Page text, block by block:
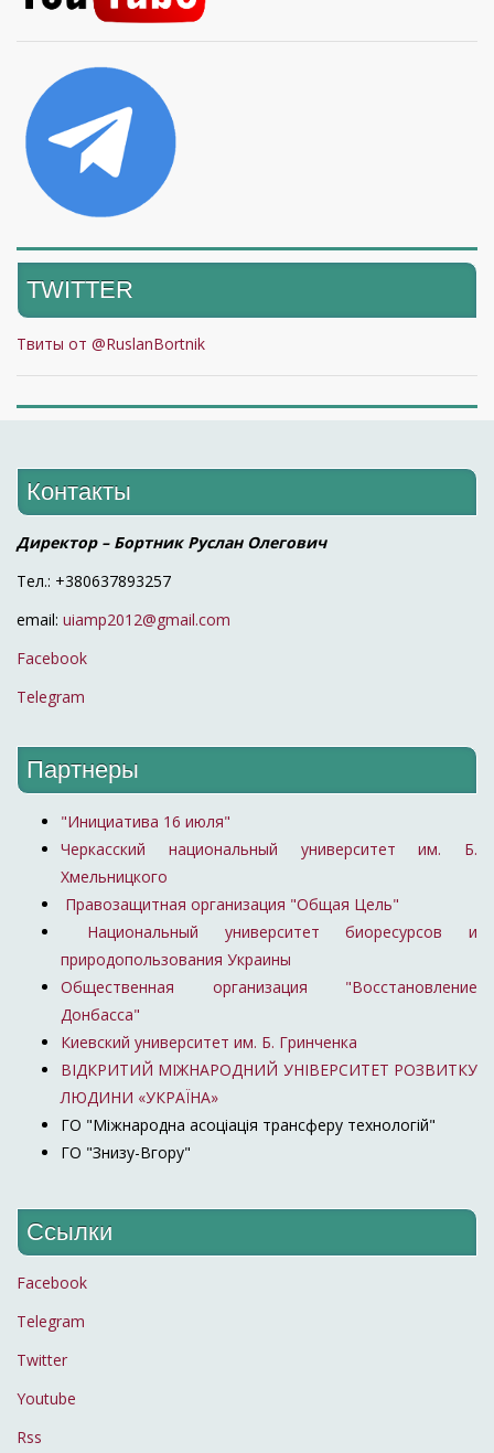
TWITTER
Твиты от @RuslanBortnik
Контакты
Директор – Бортник Руслан Олегович
Тел.: +380637893257
email: uiamp2012@gmail.com
Facebook
Telegram
Партнеры
"Инициатива 16 июля"
Черкасский национальный университет им. Б.
Хмельницкого
Правозащитная организация "Общая Цель"
Национальный университет биоресурсов и
природопользования Украины
Общественная организация "Восстановление
Донбасса"
Киевский университет им. Б. Гринченка
ВІДКРИТИЙ МІЖНАРОДНИЙ УНІВЕРСИТЕТ РОЗВИТКУ
ЛЮДИНИ «УКРАЇНА»
ГО "Міжнародна асоціація трансферу технологій"
ГО "Знизу-Вгору"
Ссылки
Facebook
Telegram
Twitter
Youtube
Rss